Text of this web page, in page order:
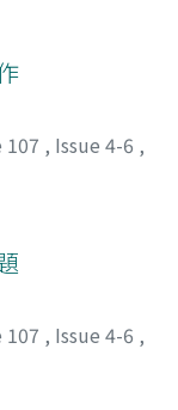
107 , Issue 4-6 ,
107 , Issue 4-6 ,